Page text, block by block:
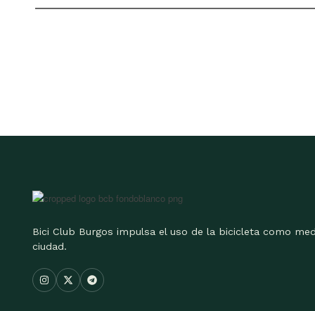
Bici Club Burgos impulsa el uso de la bicicleta como
ciudad.